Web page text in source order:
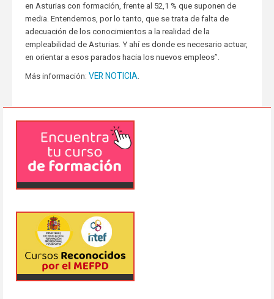
en Asturias con formación, frente al 52,1 % que suponen de
media. Entendemos, por lo tanto, que se trata de falta de
adecuación de los conocimientos a la realidad de la
empleabilidad de Asturias. Y ahí es donde es necesario actuar,
en orientar a esos parados hacia los nuevos empleos”.
Más información: VER NOTICIA